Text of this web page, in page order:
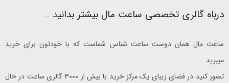
درباه گالری تخصصی ساعت مال بیشتر بدانید …
ساعت مال همان دوست ساعت شناس شماست که با خودتون برای خرید
میبرید
تصور کنید در فضای زیبای یک مرکز خرید با بیش از 3000 گالری ساعت در حال